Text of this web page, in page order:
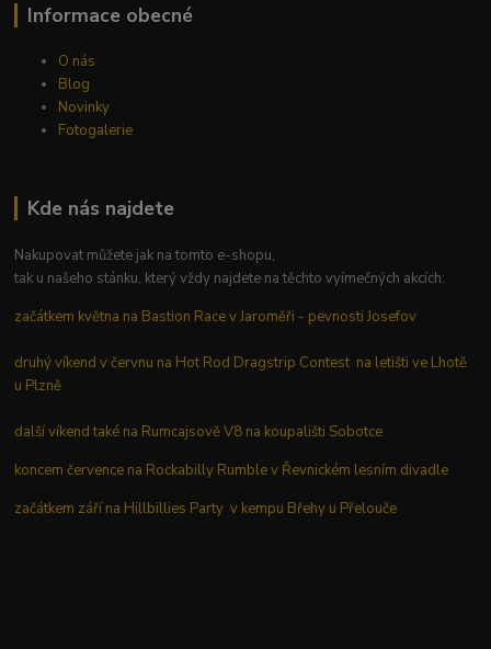
Informace obecné
O nás
Blog
Novinky
Fotogalerie
Kde nás najdete
Nakupovat můžete jak na tomto e-shopu,
tak u našeho stánku, který vždy najdete na těchto vyímečných akcích:
začátkem května na Bastion Race v Jaroměři - pevnosti Josefov
druhý víkend v červnu na Hot Rod Dragstrip Contest na letišti ve Lhotě
u Plzně
další víkend také na Rumcajsově V8 na koupališti Sobotce
koncem července na Rockabilly Rumble v Řevnickém lesním divadle
začátkem září na Hillbillies Party v kempu Břehy u Přelouče